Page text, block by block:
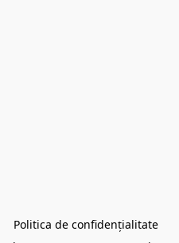
Politica de confidențialitate